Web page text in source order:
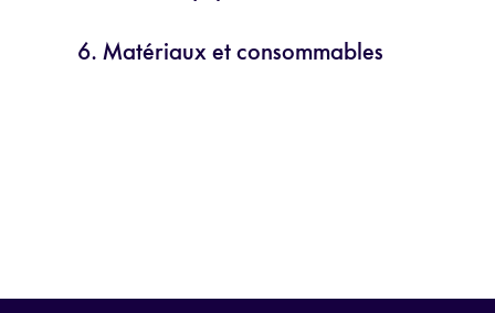
6. Matériaux et consommables